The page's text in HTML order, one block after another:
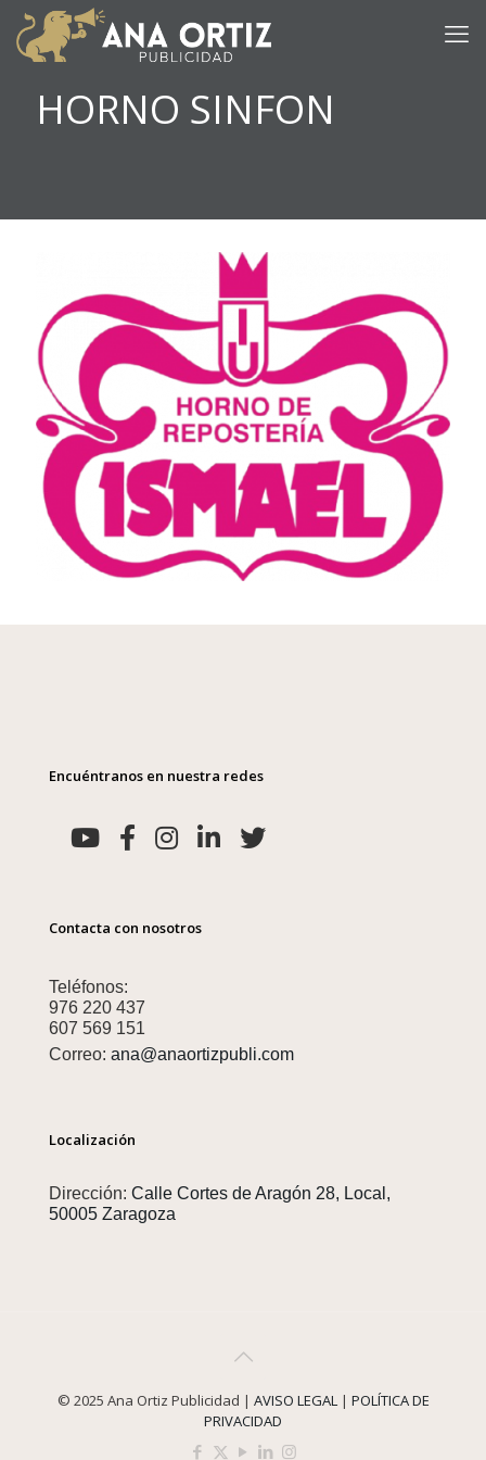
HORNO SINFON
Encuéntranos en nuestra redes
Contacta con nosotros
Teléfonos:
976 220 437
607 569 151
Correo: ana@anaortizpubli.com
Localización
Dirección: Calle Cortes de Aragón 28, Local,
50005 Zaragoza
© 2025 Ana Ortiz Publicidad | AVISO LEGAL | POLÍTICA DE
PRIVACIDAD